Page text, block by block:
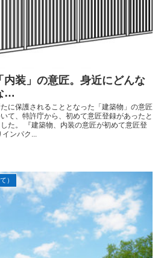
内装」の意匠。身近にどんな
…
に保護されることとなった「建築物」の意匠
て、特許庁から、初めて意匠登録があったと
た。 『建築物、内装の意匠が初めて意匠登
インパク...
）